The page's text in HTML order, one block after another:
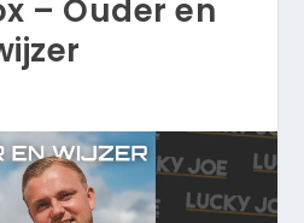
– Ouder en